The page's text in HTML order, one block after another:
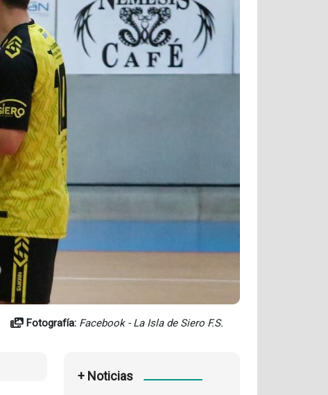
Fotografía: Facebook - La Isla de Siero F.S.
+ Noticias